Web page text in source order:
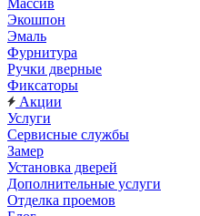
Массив
Экошпон
Эмаль
Фурнитура
Ручки дверные
Фиксаторы
Акции
Услуги
Сервисные службы
Замер
Установка дверей
Дополнительные услуги
Отделка проемов